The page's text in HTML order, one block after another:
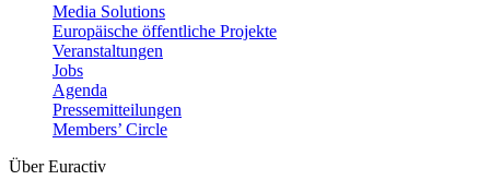
Media Solutions
Europäische öffentliche Projekte
Veranstaltungen
Jobs
Agenda
Pressemitteilungen
Members’ Circle
Über Euractiv